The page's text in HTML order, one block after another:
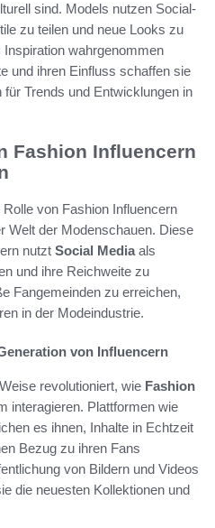
sind. Models nutzen Social-
zu teilen und neue Looks zu
wahrgenommen
und ihren Einfluss schaffen sie
Trends und Entwicklungen in
Fashion Influencern
von Fashion Influencern
Welt der Modenschauen. Diese
nutzt Social Mediaals
und ihre Reichweite zu
Fangemeinden zu erreichen,
in der Modeindustrie.
von Influencern
revolutioniert, wie Fashion
interagieren. Plattformen wie
es ihnen, Inhalte in Echtzeit
Bezug zu ihren Fans
von Bildern und Videos
die neuesten Kollektionen und